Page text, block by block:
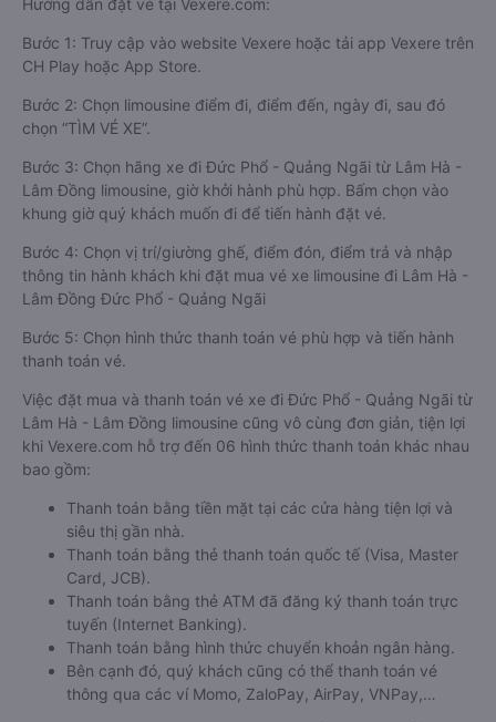
Hướng dẫn đặt vé tại Vexere.com:
Bước 1: Truy cập vào website Vexere hoặc tải app Vexere trên
CH Play hoặc App Store.
Bước 2: Chọn limousine điểm đi, điểm đến, ngày đi, sau đó
chọn “TÌM VÉ XE”.
Bước 3: Chọn hãng xe đi Đức Phổ - Quảng Ngãi từ Lâm Hà -
Lâm Đồng limousine, giờ khởi hành phù hợp. Bấm chọn vào
khung giờ quý khách muốn đi để tiến hành đặt vé.
Bước 4: Chọn vị trí/giường ghế, điểm đón, điểm trả và nhập
thông tin hành khách khi đặt mua vé xe limousine đi Lâm Hà -
Lâm Đồng Đức Phổ - Quảng Ngãi
Bước 5: Chọn hình thức thanh toán vé phù hợp và tiến hành
thanh toán vé.
Việc đặt mua và thanh toán vé xe đi Đức Phổ - Quảng Ngãi từ
Lâm Hà - Lâm Đồng limousine cũng vô cùng đơn giản, tiện lợi
khi Vexere.com hỗ trợ đến 06 hình thức thanh toán khác nhau
bao gồm:
Thanh toán bằng tiền mặt tại các cửa hàng tiện lợi và
siêu thị gần nhà.
Thanh toán bằng thẻ thanh toán quốc tế (Visa, Master
Card, JCB).
Thanh toán bằng thẻ ATM đã đăng ký thanh toán trực
tuyến (Internet Banking).
Thanh toán bằng hình thức chuyển khoản ngân hàng.
Bên cạnh đó, quý khách cũng có thể thanh toán vé
thông qua các ví Momo, ZaloPay, AirPay, VNPay,…